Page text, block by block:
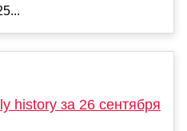
history за 26 сентября